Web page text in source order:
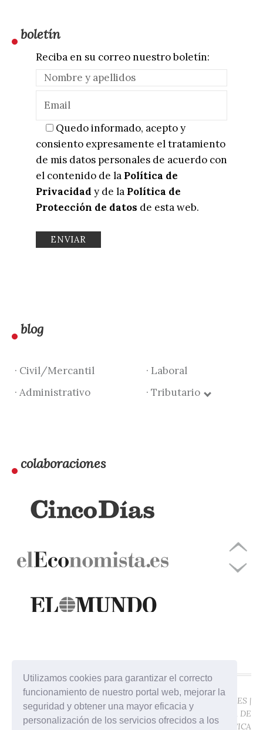
Utilizamos cookies para garantizar el correcto
funcionamiento de nuestro portal web, mejorar la
seguridad y obtener una mayor eficacia y
personalización de los servicios ofrecidos a los
boletín
Reciba en su correo nuestro boletín:
Quedo informado, acepto y
consiento expresamente el tratamiento
de mis datos personales de acuerdo con
el contenido de la Política de
Privacidad y de la Política de
Protección de datos de esta web.
blog
· Civil/Mercantil
· Laboral
· Administrativo
· Tributario
colaboraciones
©ÁTICO JURÍDICO -
SALCEDO ABOGADOS
2017
POLÍTICA DE COOKIES |
POLÍTICA DE
PRIVACIDAD |POLÍTICA